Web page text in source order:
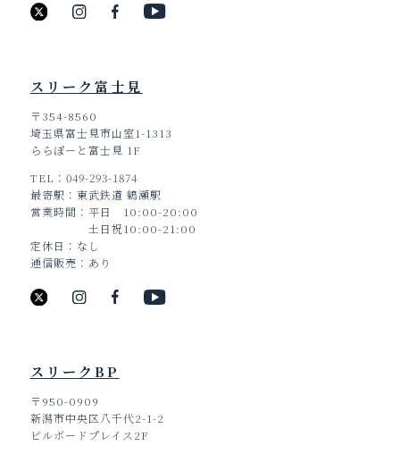
スリーク富士見
〒354-8560
埼玉県富士見市山室1-1313
ららぽーと富士見 1F
TEL
049-293-1874
最寄駅
東武鉄道 鶴瀬駅
営業時間
平日 10:00-20:00
土日祝10:00-21:00
定休日
なし
通信販売
あり
スリークBP
〒950-0909
新潟市中央区八千代2-1-2
ビルボードプレイス2F